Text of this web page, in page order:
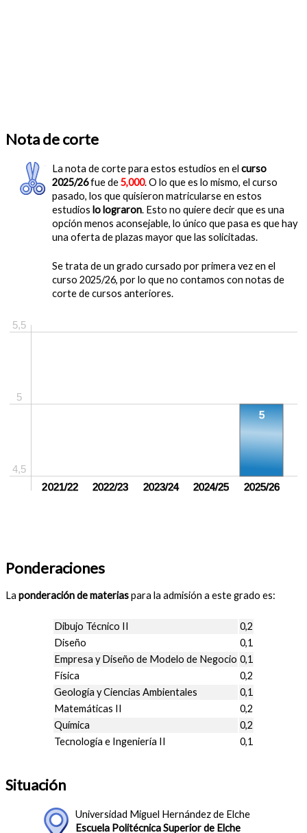
Nota de corte
La nota de corte para estos estudios en el curso
2025/26fue de5,000. O lo que es lo mismo, el curso
pasado, los que quisieron matricularse en estos
estudios lo lograron. Esto no quiere decir que es una
opción menos aconsejable, lo único que pasa es que hay
una oferta de plazas mayor que las solicitadas.
Se trata de un grado cursado por primera vez en el
curso 2025/26, por lo que no contamos con notas de
corte de cursos anteriores.
5,5
4,5
5
sin crear sin crear sin crear sin crear
5
2021/22 2022/23 2023/24 2024/25 2025/26
Ponderaciones
La ponderación de materiaspara la admisión a este grado es:
Dibujo Técnico II
0,2
Diseño
0,1
Empresa y Diseño de Modelo de Negocio 0,1
Física
0,2
Geología y Ciencias Ambientales
0,1
Matemáticas II
0,2
Química
0,2
Tecnología e Ingeniería II
0,1
Situación
Universidad Miguel Hernández de Elche
Escuela Politécnica Superior de Elche